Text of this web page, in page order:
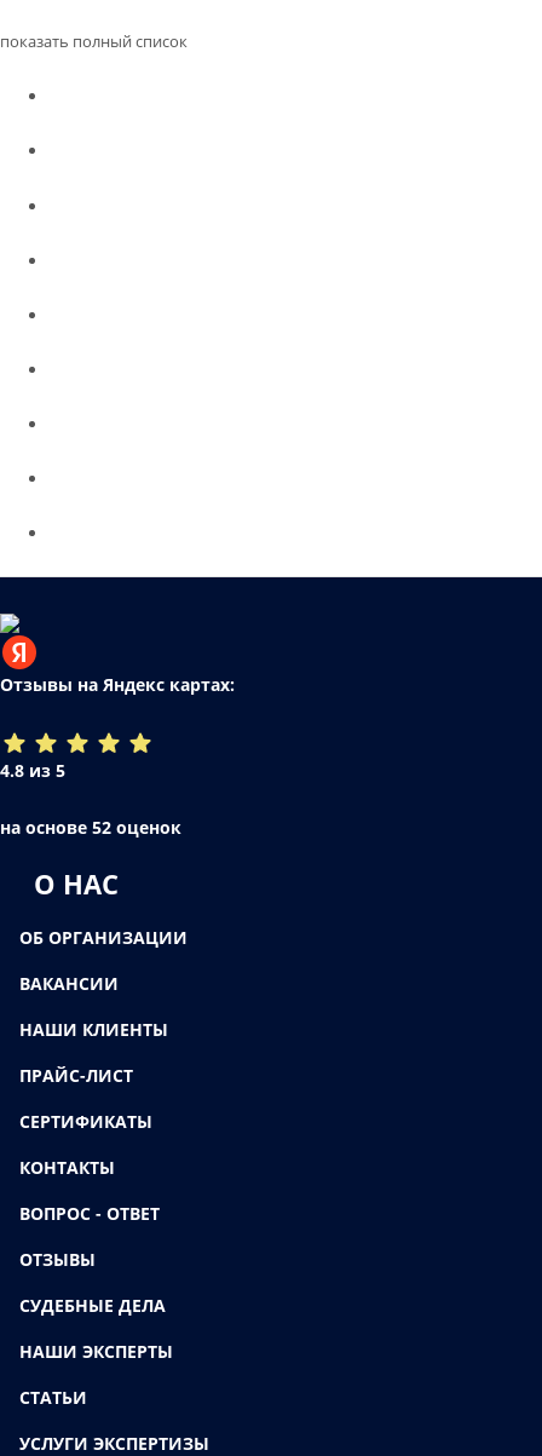
показать полный список
Отзывы на Яндекс картах:
4.8 из 5
на основе 52 оценок
О НАС
ОБ ОРГАНИЗАЦИИ
ВАКАНСИИ
НАШИ КЛИЕНТЫ
ПРАЙС-ЛИСТ
СЕРТИФИКАТЫ
КОНТАКТЫ
ВОПРОС - ОТВЕТ
ОТЗЫВЫ
СУДЕБНЫЕ ДЕЛА
НАШИ ЭКСПЕРТЫ
СТАТЬИ
УСЛУГИ ЭКСПЕРТИЗЫ